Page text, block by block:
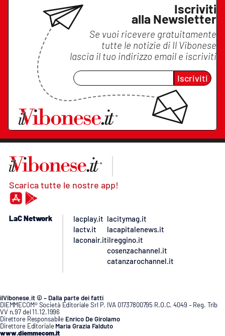
Iscriviti
alla Newsletter
Se vuoi ricevere gratuitamente
tutte le notizie di Il Vibonese
lascia il tuo indirizzo email e iscriviti
Iscriviti
Scarica tutte le nostre app!
LaC Network
lacplay.it
lactv.it
laconair.it
lacitymag.it
lacapitalenews.it
ilreggino.it
cosenzachannel.it
catanzarochannel.it
ilVibonese.it © – Dalla parte dei fatti
DIEMMECOM® Società Editoriale Srl P. IVA 01737800795 R.O.C. 4049 – Reg. Trib
VV n.97 del 11.12.1996
Direttore Responsabile Enrico De Girolamo
Direttore Editoriale Maria Grazia Falduto
www.diemmecom.it